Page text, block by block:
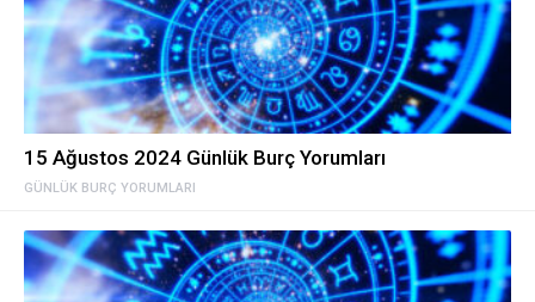
GÜNLÜK BURÇ YORUMLARI
15 Ağustos 2024 Günlük Burç Yorumları